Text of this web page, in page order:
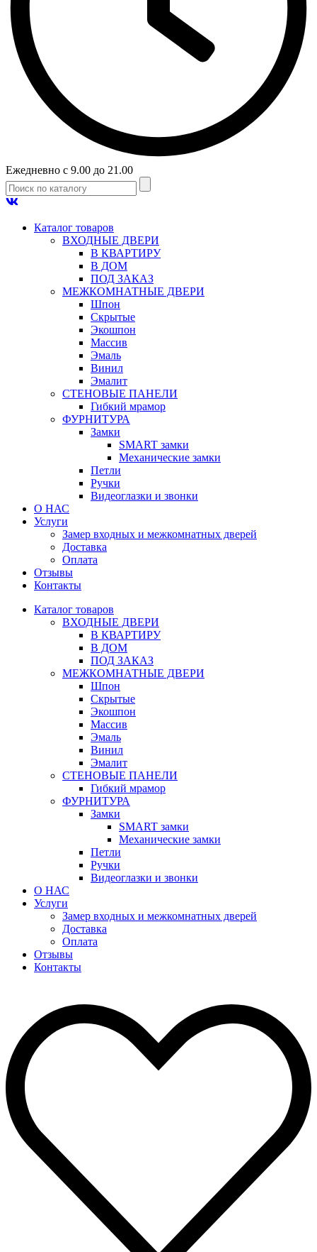
Ежедневно с 9.00 до 21.00
Каталог товаров
ВХОДНЫЕ ДВЕРИ
В КВАРТИРУ
В ДОМ
ПОД ЗАКАЗ
МЕЖКОМНАТНЫЕ ДВЕРИ
Шпон
Скрытые
Экошпон
Массив
Эмаль
Винил
Эмалит
СТЕНОВЫЕ ПАНЕЛИ
Гибкий мрамор
ФУРНИТУРА
Замки
SMART замки
Механические замки
Петли
Ручки
Видеоглазки и звонки
О НАС
Услуги
Замер входных и межкомнатных дверей
Доставка
Оплата
Отзывы
Контакты
Каталог товаров
ВХОДНЫЕ ДВЕРИ
В КВАРТИРУ
В ДОМ
ПОД ЗАКАЗ
МЕЖКОМНАТНЫЕ ДВЕРИ
Шпон
Скрытые
Экошпон
Массив
Эмаль
Винил
Эмалит
СТЕНОВЫЕ ПАНЕЛИ
Гибкий мрамор
ФУРНИТУРА
Замки
SMART замки
Механические замки
Петли
Ручки
Видеоглазки и звонки
О НАС
Услуги
Замер входных и межкомнатных дверей
Доставка
Оплата
Отзывы
Контакты